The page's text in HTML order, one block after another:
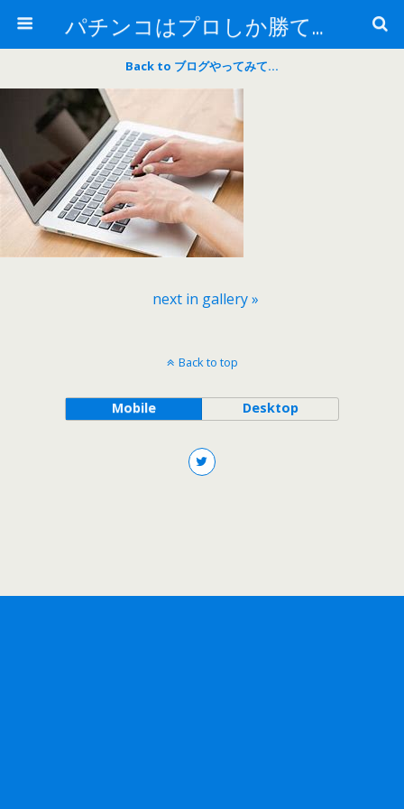
パチンコはプロしか勝てない！
Back to ブログやってみて…
next in gallery »
Back to top
Mobile Desktop